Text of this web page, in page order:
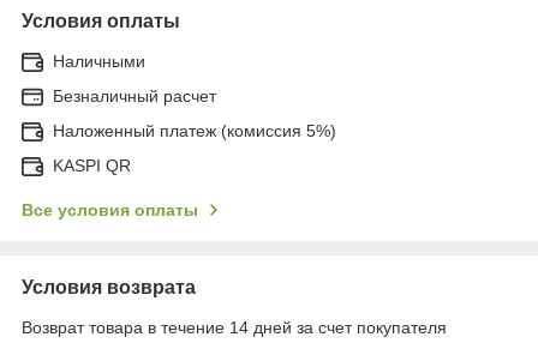
Условия оплаты
Наличными
Безналичный расчет
Наложенный платеж (комиссия 5%)
KASPI QR
Все условия оплаты
Условия возврата
Возврат товара в течение 14 дней за счет покупателя